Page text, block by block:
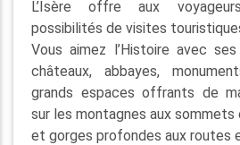
L’Isère offre aux
possibilités de visites
Vous aimez l’Histoire avec
châteaux, abbayes,
grands espaces offrants de
sur les montagnes aux
et gorges profondes aux routes